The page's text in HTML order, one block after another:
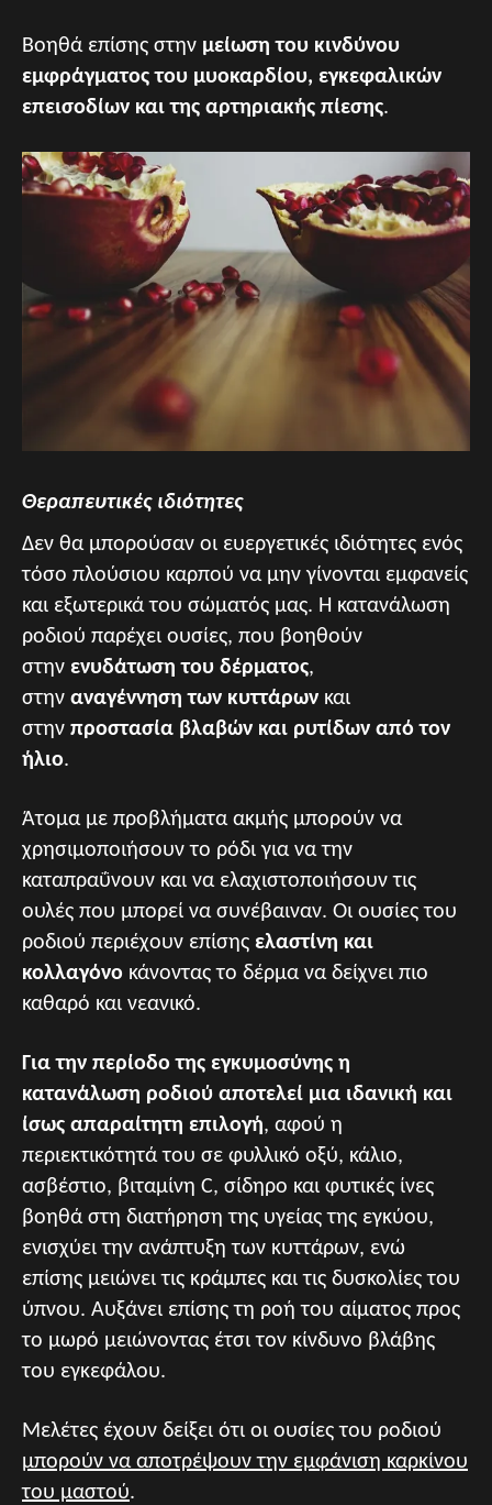
Βοηθά επίσης στην μείωση του κινδύνου
εμφράγματος του μυοκαρδίου, εγκεφαλικών
επεισοδίων και της αρτηριακής πίεσης.
Θεραπευτικές ιδιότητες
Δεν θα μπορούσαν οι ευεργετικές ιδιότητες ενός
τόσο πλούσιου καρπού να μην γίνονται εμφανείς
και εξωτερικά του σώματός μας. Η κατανάλωση
ροδιού παρέχει ουσίες, που βοηθούν
στην ενυδάτωση του δέρματος,
στην αναγέννηση των κυττάρων και
στην προστασία βλαβών και ρυτίδων από τον
ήλιο.
Άτομα με προβλήματα ακμής μπορούν να
χρησιμοποιήσουν το ρόδι για να την
καταπραΰνουν και να ελαχιστοποιήσουν τις
ουλές που μπορεί να συνέβαιναν. Οι ουσίες του
ροδιού περιέχουν επίσης ελαστίνη και
κολλαγόνο κάνοντας το δέρμα να δείχνει πιο
καθαρό και νεανικό.
Για την περίοδο της εγκυμοσύνης η
κατανάλωση ροδιού αποτελεί μια ιδανική και
ίσως απαραίτητη επιλογή, αφού η
περιεκτικότητά του σε φυλλικό οξύ, κάλιο,
ασβέστιο, βιταμίνη C, σίδηρο και φυτικές ίνες
βοηθά στη διατήρηση της υγείας της εγκύου,
ενισχύει την ανάπτυξη των κυττάρων, ενώ
επίσης μειώνει τις κράμπες και τις δυσκολίες του
ύπνου. Αυξάνει επίσης τη ροή του αίματος προς
το μωρό μειώνοντας έτσι τον κίνδυνο βλάβης
του εγκεφάλου.
Μελέτες έχουν δείξει ότι οι ουσίες του ροδιού
μπορούν να αποτρέψουν την εμφάνιση καρκίνου
του μαστού.